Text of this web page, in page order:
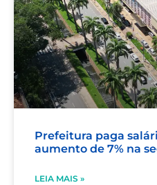
Prefeitura paga
aumento de 7% na
LEIA MAIS »